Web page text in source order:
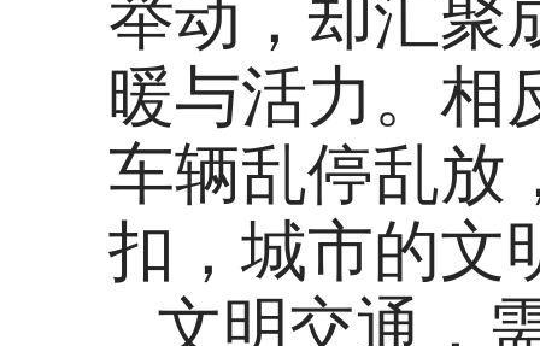
暖与活力。相
车辆乱停乱放
扣，城市的文
文明交通，